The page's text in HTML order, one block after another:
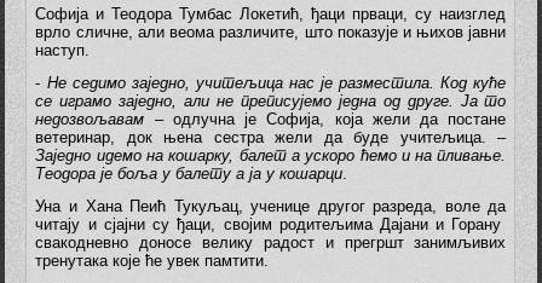
Софија и Теодора Тумбас Локетић, ђаци прваци, су наизглед
врло сличне, али веома различите, што показује и њихов јавни
наступ.
- Не седимо заједно, учитељица нас је разместила. Код куће
се играмо заједно, али не преписујемо једна од друге. Ја то
недозвољавам – одлучна је Софија, која жели да постане
ветеринар, док њена сестра жели да буде учитељица. –
Заједно идемо на кошарку, балет а ускоро ћемо и на пливање.
Теодора је боља у балету а ја у кошарци.
Уна и Хана Пеић Тукуљац, ученице другог разреда, воле да
читају и сјајни су ђаци, својим родитељима Дајани и Горану
свакодневно доносе велику радост и прегршт занимљивих
тренутака које ће увек памтити.